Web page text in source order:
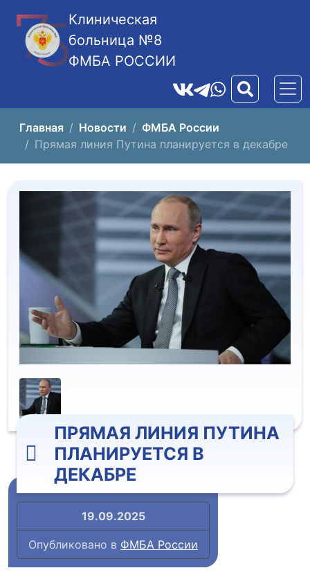
Клиническая
больница №8
ФМБА РОССИИ
Главная Новости
ФМБА России
Прямая линия Путина планируется в декабре
ПРЯМАЯ ЛИНИЯ ПУТИНА
ПЛАНИРУЕТСЯ В
ДЕКАБРЕ
19.09.2025
Опубликовано в ФМБА России